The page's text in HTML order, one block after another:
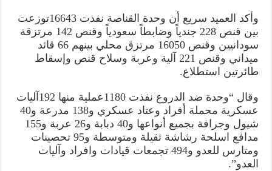
وأكد العميد سريع أن وحدة القناصة نفذت 16643توزعت
بين قنص 228 جندياً وضابطاً سعودياً وقنص 142 مرتزقة
سودانيين وقنص 16050 مرتزق محلي بينهم 66 قائد
ميداني وقنص 221 آلية وعربة وسلاح قنص وإسقاط
طائرتين استطلاع.
وقال “وحدة ضد الدروع نفذت 1180عملية منها 192آليات
عسكرية محملة أفراد وعتاد عسكري و138 مدرعة و40
شيول وجرافة بجميع أنواعها و40 دبابة و26 عربة و155
مدافع اسلحة رشاشة ثقيلة ومتوسطة و95 تحصينات
ومتارس للعدو و494 تجمعات قيادات وافراد وآليات
العدو”.